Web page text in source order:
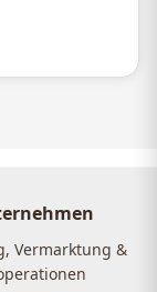
Vermarktung &